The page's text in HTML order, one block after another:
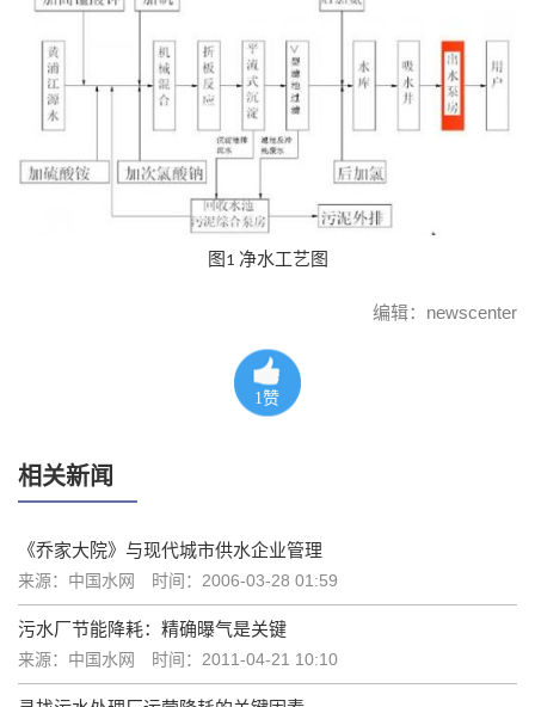
图 1 净水工艺图
编辑：newscenter
1赞
相关新闻
《乔家大院》与现代城市供水企业管理
来源：中国水网 时间：2006-03-28 01:59
污水厂节能降耗：精确曝气是关键
来源：中国水网 时间：2011-04-21 10:10